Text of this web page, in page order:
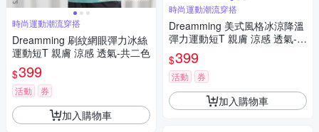
時尚運動潮流穿搭
Dreamming 刷紋網眼彈力冰絲
運動短T 親膚 涼感 透氣-共二色
$399
活動 券
加入購物車
時尚運動潮流穿搭
Dreamming 美式風格冰涼降溫
彈力運動短T 親膚 涼感 透氣-共
二色
$399
活動 券
加入購物車